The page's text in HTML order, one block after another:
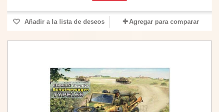
Añadir a la lista de deseos Agregar para comparar